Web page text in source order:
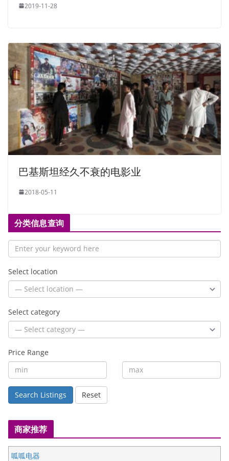
2019-11-28
巴基斯坦经久不衰的电影业
2018-05-11
分类信息查询
Select location
Select category
Price Range
Search Listings Reset
商家推荐
呱呱电器